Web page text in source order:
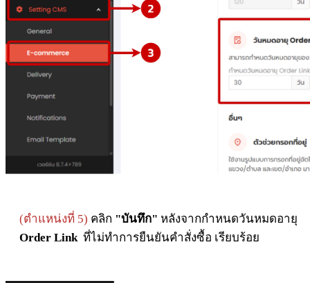
(ตำแหน่งที่ 5) คลิก "บันทึก" หลังจากกำหนดวันหมดอายุ
Order Link ที่ไม่ทำการยืนยันคำสั่งซื้อ เรียบร้อย